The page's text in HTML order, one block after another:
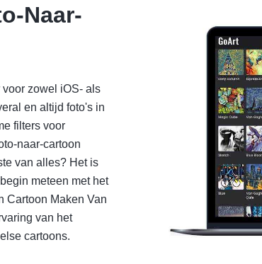
Naar-
voor zowel iOS- als
en altijd foto's in
filters voor
naar-cartoon
van alles? Het is
meteen met het
Cartoon Maken Van
van het
cartoons.